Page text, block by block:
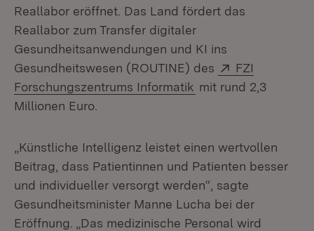
Reallabor eröffnet. Das Land fördert das
Reallabor zum Transfer digitaler
Gesundheitsanwendungen und KI ins
Gesundheitswesen (ROUTINE) des
Extern:
FZI
Forschungszentrums Informatik (Öffnet in neuem
mit rund 2,3
Millionen Euro.
„Künstliche Intelligenz leistet einen wertvollen
Beitrag, dass Patientinnen und Patienten besser
und individueller versorgt werden“, sagte
Gesundheitsminister Manne Lucha bei der
Eröffnung. „Das medizinische Personal wird